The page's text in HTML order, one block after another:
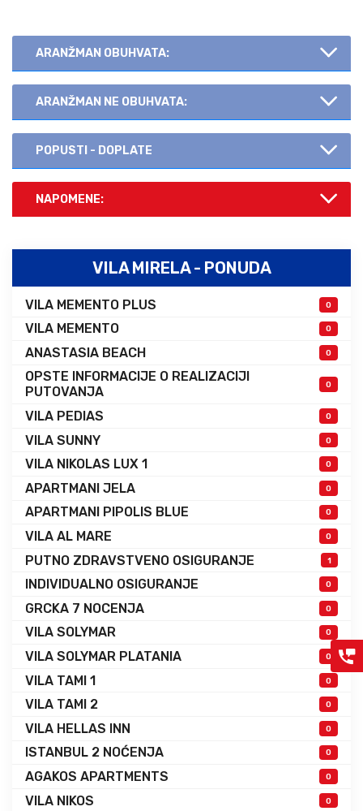
ARANŽMAN OBUHVATA:
ARANŽMAN NE OBUHVATA:
POPUSTI - DOPLATE
NAPOMENE:
VILA MIRELA - PONUDA
VILA MEMENTO PLUS 0
VILA MEMENTO 0
ANASTASIA BEACH 0
OPSTE INFORMACIJE O REALIZACIJI
PUTOVANJA
0
VILA PEDIAS 0
VILA SUNNY 0
VILA NIKOLAS LUX 1 0
APARTMANI JELA 0
APARTMANI PIPOLIS BLUE 0
VILA AL MARE 0
PUTNO ZDRAVSTVENO OSIGURANJE 1
INDIVIDUALNO OSIGURANJE 0
GRCKA 7 NOCENJA 0
VILA SOLYMAR 0
VILA SOLYMAR PLATANIA 0
VILA TAMI 1 0
VILA TAMI 2 0
VILA HELLAS INN 0
ISTANBUL 2 NOĆENJA 0
AGAKOS APARTMENTS 0
VILA NIKOS 0